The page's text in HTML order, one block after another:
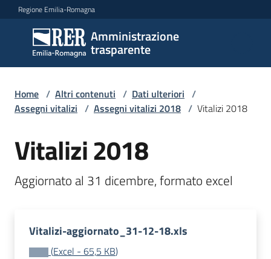
Vai al contenuto
Vai alla navigazione
Vai al footer
Regione Emilia-Romagna
Amministrazione
trasparente
Amministrazione
trasparente
Sottosezioni
Accesso
Home / Altri contenuti / Dati ulteriori /
Assegni vitalizi / Assegni vitalizi 2018 / Vitalizi 2018
Vitalizi 2018
Aggiornato al 31 dicembre, formato excel
Vitalizi-aggiornato_31-12-18.xls
(Excel - 65,5 KB)